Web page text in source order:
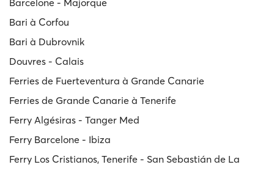
Bari à Corfou
Bari à Dubrovnik
Douvres - Calais
Ferries de Fuerteventura à Grande Canarie
Ferries de Grande Canarie à Tenerife
Ferry Algésiras - Tanger Med
Ferry Barcelone - Ibiza
Ferry Los Cristianos, Tenerife - San Sebastián de La